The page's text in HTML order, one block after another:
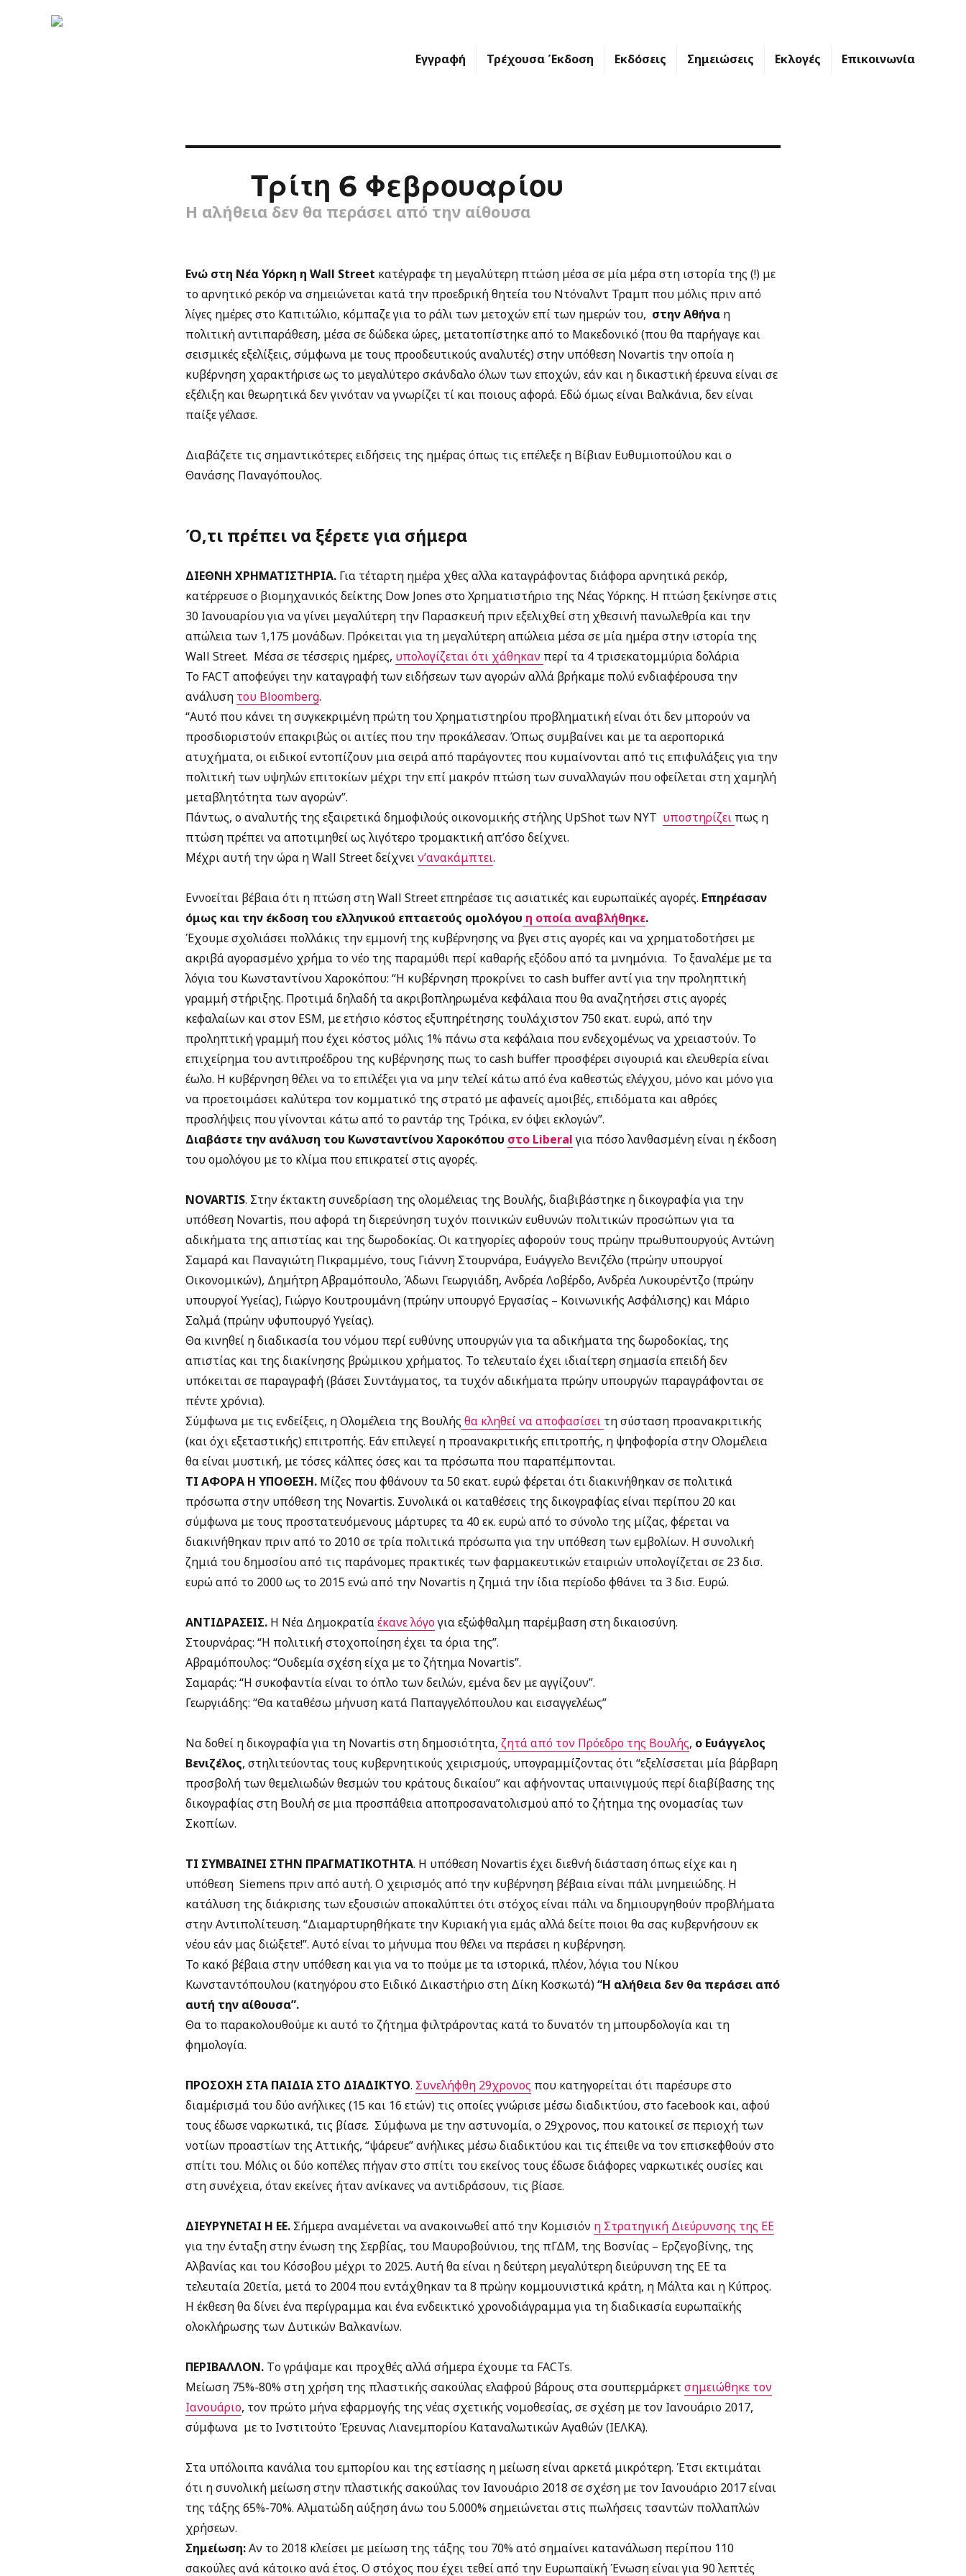
Εγγραφή Τρέχουσα Έκδοση Εκδόσεις Σημειώσεις Εκλογές Επικοινωνία
Τρίτη 6 Φεβρουαρίου
Η αλήθεια δεν θα περάσει από την αίθουσα
Ενώ στη Νέα Υόρκη η Wall Street κατέγραφε τη μεγαλύτερη πτώση μέσα σε μία μέρα στη ιστορία της (!) με
το αρνητικό ρεκόρ να σημειώνεται κατά την προεδρική θητεία του Ντόναλντ Τραμπ που μόλις πριν από
λίγες ημέρες στο Καπιτώλιο, κόμπαζε για το ράλι των μετοχών επί των ημερών του, στην Αθήναη
πολιτική αντιπαράθεση, μέσα σε δώδεκα ώρες, μετατοπίστηκε από το Μακεδονικό (που θα παρήγαγε και
σεισμικές εξελίξεις, σύμφωνα με τους προοδευτικούς αναλυτές) στην υπόθεση Novartis την οποία η
κυβέρνηση χαρακτήρισε ως το μεγαλύτερο σκάνδαλο όλων των εποχών, εάν και η δικαστική έρευνα είναι σε
εξέλιξη και θεωρητικά δεν γινόταν να γνωρίζει τί και ποιους αφορά. Εδώ όμως είναι Βαλκάνια, δεν είναι
παίξε γέλασε.
Διαβάζετε τις σημαντικότερες ειδήσεις της ημέρας όπως τις επέλεξε η Βίβιαν Ευθυμιοπούλου και ο
Θανάσης Παναγόπουλος.
Ό,τι πρέπει να ξέρετε για σήμερα
ΔΙΕΘΝΗ ΧΡΗΜΑΤΙΣΤΗΡΙΑ.Για τέταρτη ημέρα χθες αλλα καταγράφοντας διάφορα αρνητικά ρεκόρ,
κατέρρευσε ο βιομηχανικός δείκτης Dow Jones στο Χρηματιστήριο της Νέας Υόρκης. Η πτώση ξεκίνησε στις
30 Ιανουαρίου για να γίνει μεγαλύτερη την Παρασκευή πριν εξελιχθεί στη χθεσινή πανωλεθρία και την
απώλεια των 1,175 μονάδων. Πρόκειται για τη μεγαλύτερη απώλεια μέσα σε μία ημέρα στην ιστορία της
Wall Street. Μέσα σε τέσσερις ημέρες, υπολογίζεται ότι χάθηκαν περί τα 4 τρισεκατομμύρια δολάρια
Το FACT αποφεύγει την καταγραφή των ειδήσεων των αγορών αλλά βρήκαμε πολύ ενδιαφέρουσα την
ανάλυση του Bloomberg.
“Αυτό που κάνει τη συγκεκριμένη πρώτη του Χρηματιστηρίου προβληματική είναι ότι δεν μπορούν να
προσδιοριστούν επακριβώς οι αιτίες που την προκάλεσαν. Όπως συμβαίνει και με τα αεροπορικά
ατυχήματα, οι ειδικοί εντοπίζουν μια σειρά από παράγοντες που κυμαίνονται από τις επιφυλάξεις για την
πολιτική των υψηλών επιτοκίων μέχρι την επί μακρόν πτώση των συναλλαγών που οφείλεται στη χαμηλή
μεταβλητότητα των αγορών”.
Πάντως, ο αναλυτής της εξαιρετικά δημοφιλούς οικονομικής στήλης UpShot των NYT υποστηρίζει πως η
πτώση πρέπει να αποτιμηθεί ως λιγότερο τρομακτική απ’όσο δείχνει.
Μέχρι αυτή την ώρα η Wall Street δείχνειν’ανακάμπτει.
Εννοείται βέβαια ότι η πτώση στη Wall Street επηρέασε τις ασιατικές και ευρωπαϊκές αγορές. Επηρέασαν
όμως και την έκδοση του ελληνικού επταετούς ομολόγου η οποία αναβλήθηκε.
Έχουμε σχολιάσει πολλάκις την εμμονή της κυβέρνησης να βγει στις αγορές και να χρηματοδοτήσει με
ακριβά αγορασμένο χρήμα το νέο της παραμύθι περί καθαρής εξόδου από τα μνημόνια. To ξαναλέμε με τα
λόγια του Κωνσταντίνου Χαροκόπου: “Η κυβέρνηση προκρίνει το cash buffer αντί για την προληπτική
γραμμή στήριξης. Πρoτιμά δηλαδή τα ακριβοπληρωμένα κεφάλαια που θα αναζητήσει στις αγορές
κεφαλαίων και στον ESM, με ετήσιο κόστος εξυπηρέτησης τουλάχιστον 750 εκατ. ευρώ, από την
προληπτική γραμμή που έχει κόστος μόλις 1% πάνω στα κεφάλαια που ενδεχομένως να χρειαστούν. Το
επιχείρημα του αντιπροέδρου της κυβέρνησης πως το cash buffer προσφέρει σιγουριά και ελευθερία είναι
έωλο. Η κυβέρνηση θέλει να το επιλέξει για να μην τελεί κάτω από ένα καθεστώς ελέγχου, μόνο και μόνο για
να προετοιμάσει καλύτερα τον κομματικό της στρατό με αφανείς αμοιβές, επιδόματα και αθρόες
προσλήψεις που γίνονται κάτω από το ραντάρ της Τρόικα, εν όψει εκλογών”.
Διαβάστε την ανάλυση του Κωνσταντίνου Χαροκόπου στο Liberalγια πόσο λανθασμένη είναι η έκδοση
του ομολόγου με το κλίμα που επικρατεί στις αγορές.
NOVARTIS. Στην έκτακτη συνεδρίαση της ολομέλειας της Βουλής, διαβιβάστηκε η δικογραφία για την
υπόθεση Novartis, που αφορά τη διερεύνηση τυχόν ποινικών ευθυνών πολιτικών προσώπων για τα
αδικήματα της απιστίας και της δωροδοκίας. Οι κατηγορίες αφορούν τους πρώην πρωθυπουργούς Αντώνη
Σαμαρά και Παναγιώτη Πικραμμένο, τους Γιάννη Στουρνάρα, Ευάγγελο Βενιζέλο (πρώην υπουργοί
Οικονομικών), Δημήτρη Αβραμόπουλο, Άδωνι Γεωργιάδη, Ανδρέα Λοβέρδο, Ανδρέα Λυκουρέντζο (πρώην
υπουργοί Υγείας), Γιώργο Κουτρουμάνη (πρώην υπουργό Εργασίας – Κοινωνικής Ασφάλισης) και Μάριο
Σαλμά (πρώην υφυπουργό Υγείας).
Θα κινηθεί η διαδικασία του νόμου περί ευθύνης υπουργών για τα αδικήματα της δωροδοκίας, της
απιστίας και της διακίνησης βρώμικου χρήματος. Το τελευταίο έχει ιδιαίτερη σημασία επειδή δεν
υπόκειται σε παραγραφή (βάσει Συντάγματος, τα τυχόν αδικήματα πρώην υπουργών παραγράφονται σε
πέντε χρόνια).
Σύμφωνα με τις ενδείξεις, η Ολομέλεια της Βουλής θα κληθεί να αποφασίσει τη σύσταση προανακριτικής
(και όχι εξεταστικής) επιτροπής. Εάν επιλεγεί η προανακριτικής επιτροπής, η ψηφοφορία στην Ολομέλεια
θα είναι μυστική, με τόσες κάλπες όσες και τα πρόσωπα που παραπέμπονται.
ΤΙ ΑΦΟΡΑ Η ΥΠΟΘΕΣΗ. Μίζες που φθάνουν τα 50 εκατ. ευρώ φέρεται ότι διακινήθηκαν σε πολιτικά
πρόσωπα στην υπόθεση της Novartis. Συνολικά οι καταθέσεις της δικογραφίας είναι περίπου 20 και
σύμφωνα με τους προστατευόμενους μάρτυρες τα 40 εκ. ευρώ από το σύνολο της μίζας, φέρεται να
διακινήθηκαν πριν από το 2010 σε τρία πολιτικά πρόσωπα για την υπόθεση των εμβολίων. Η συνολική
ζημιά του δημοσίου από τις παράνομες πρακτικές των φαρμακευτικών εταιριών υπολογίζεται σε 23 δισ.
ευρώ από το 2000 ως το 2015 ενώ από την Novartis η ζημιά την ίδια περίοδο φθάνει τα 3 δισ. Ευρώ.
ΑΝΤΙΔΡΑΣΕΙΣ.Η Νέα Δημοκρατίαέκανε λόγογια εξώφθαλμη παρέμβαση στη δικαιοσύνη.
Στουρνάρας: “Η πολιτική στοχοποίηση έχει τα όρια της”.
Αβραμόπουλος: “Ουδεμία σχέση είχα με το ζήτημα Novartis”.
Σαμαράς: “Η συκοφαντία είναι το όπλο των δειλών, εμένα δεν με αγγίζουν”.
Γεωργιάδης: “Θα καταθέσω μήνυση κατά Παπαγγελόπουλου και εισαγγελέως”
Να δοθεί η δικογραφία για τη Novartis στη δημοσιότητα, ζητά από τον Πρόεδρο της Βουλής, ο Ευάγγελος
Βενιζέλος, στηλιτεύοντας τους κυβερνητικούς χειρισμούς, υπογραμμίζοντας ότι “εξελίσσεται μία βάρβαρη
προσβολή των θεμελιωδών θεσμών του κράτους δικαίου” και αφήνοντας υπαινιγμούς περί διαβίβασης της
δικογραφίας στη Βουλή σε μια προσπάθεια αποπροσανατολισμού από το ζήτημα της ονομασίας των
Σκοπίων.
ΤΙ ΣΥΜΒΑΙΝΕΙ ΣΤΗΝ ΠΡΑΓΜΑΤΙΚΟΤΗΤΑ. Η υπόθεση Novartis έχει διεθνή διάσταση όπως είχε και η
υπόθεση Siemens πριν από αυτή. Ο χειρισμός από την κυβέρνηση βέβαια είναι πάλι μνημειώδης. Η
κατάλυση της διάκρισης των εξουσιών αποκαλύπτει ότι στόχος είναι πάλι να δημιουργηθούν προβλήματα
στην Αντιπολίτευση. “Διαμαρτυρηθήκατε την Κυριακή για εμάς αλλά δείτε ποιοι θα σας κυβερνήσουν εκ
νέου εάν μας διώξετε!”. Αυτό είναι το μήνυμα που θέλει να περάσει η κυβέρνηση.
Το κακό βέβαια στην υπόθεση και για να το πούμε με τα ιστορικά, πλέον, λόγια του Νίκου
Κωνσταντόπουλου (κατηγόρου στο Ειδικό Δικαστήριο στη Δίκη Κοσκωτά)“Η αλήθεια δεν θα περάσει από
αυτή την αίθουσα”.
Θα το παρακολουθούμε κι αυτό το ζήτημα φιλτράροντας κατά το δυνατόν τη μπουρδολογία και τη
φημολογία.
ΠΡΟΣΟΧΗ ΣΤΑ ΠΑΙΔΙΑ ΣΤΟ ΔΙΑΔΙΚΤΥΟ. Συνελήφθη 29χρονος που κατηγορείται ότι παρέσυρε στο
διαμέρισμά του δύο ανήλικες (15 και 16 ετών) τις οποίες γνώρισε μέσω διαδικτύου, στο facebook και, αφού
τους έδωσε ναρκωτικά, τις βίασε. Σύμφωνα με την αστυνομία, ο 29χρονος, που κατοικεί σε περιοχή των
νοτίων προαστίων της Αττικής, “ψάρευε” ανήλικες μέσω διαδικτύου και τις έπειθε να τον επισκεφθούν στο
σπίτι του. Μόλις οι δύο κοπέλες πήγαν στο σπίτι του εκείνος τους έδωσε διάφορες ναρκωτικές ουσίες και
στη συνέχεια, όταν εκείνες ήταν ανίκανες να αντιδράσουν, τις βίασε.
ΔΙΕΥΡΥΝΕΤΑΙ Η ΕΕ. Σήμερα αναμένεται να ανακοινωθεί από την Κομισιόν η Στρατηγική Διεύρυνσης της ΕE
για την ένταξη στην ένωση της Σερβίας, του Μαυροβούνιου, της πΓΔΜ, της Βοσνίας – Ερζεγοβίνης, της
Αλβανίας και του Κόσοβου μέχρι το 2025. Αυτή θα είναι η δεύτερη μεγαλύτερη διεύρυνση της ΕΕ τα
τελευταία 20ετία, μετά το 2004 που εντάχθηκαν τα 8 πρώην κομμουνιστικά κράτη, η Μάλτα και η Κύπρος.
Η έκθεση θα δίνει ένα περίγραμμα και ένα ενδεικτικό χρονοδιάγραμμα για τη διαδικασία ευρωπαϊκής
ολοκλήρωσης των Δυτικών Βαλκανίων.
ΠΕΡΙΒΑΛΛΟΝ.Tο γράψαμε και προχθές αλλά σήμερα έχουμε τα FACTs.
Μείωση 75%-80% στη χρήση της πλαστικής σακούλας ελαφρού βάρους στα σουπερμάρκετ σημειώθηκε τον
Ιανουάριο, τον πρώτο μήνα εφαρμογής της νέας σχετικής νομοθεσίας, σε σχέση με τον Ιανουάριο 2017,
σύμφωνα με το Ινστιτούτο Έρευνας Λιανεμπορίου Καταναλωτικών Αγαθών (ΙΕΛΚΑ).
Στα υπόλοιπα κανάλια του εμπορίου και της εστίασης η μείωση είναι αρκετά μικρότερη. Έτσι εκτιμάται
ότι η συνολική μείωση στην πλαστικής σακούλας τον Ιανουάριο 2018 σε σχέση με τον Ιανουάριο 2017 είναι
της τάξης 65%-70%. Αλματώδη αύξηση άνω του 5.000% σημειώνεται στις πωλήσεις τσαντών πολλαπλών
χρήσεων.
Σημείωση:Αν το 2018 κλείσει με μείωση της τάξης του 70% ατό σημαίνει κατανάλωση περίπου 110
σακούλες ανά κάτοικο ανά έτος. Ο στόχος που έχει τεθεί από την Ευρωπαϊκή Ένωση είναι για 90 λεπτές